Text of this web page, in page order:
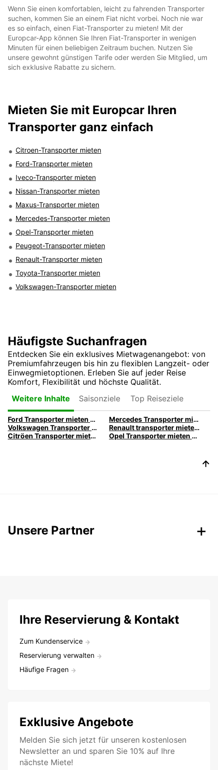
Wenn Sie einen komfortablen, leicht zu fahrenden Transporter
suchen, kommen Sie an einem Fiat nicht vorbei. Noch nie war
es so einfach, einen Fiat-Transporter zu mieten! Mit der
Europcar-App können Sie Ihren Fiat-Transporter in wenigen
Minuten für einen beliebigen Zeitraum buchen. Nutzen Sie
unsere gewohnt günstigen Tarife oder werden Sie Mitglied, um
sich exklusive Rabatte zu sichern.
Mieten Sie mit Europcar Ihren
Transporter ganz einfach
Citroen-Transporter mieten
Ford-Transporter mieten
Iveco-Transporter mieten
Nissan-Transporter mieten
Maxus-Transporter mieten
Mercedes-Transporter mieten
Opel-Transporter mieten
Peugeot-Transporter mieten
Renault-Transporter mieten
Toyota-Transporter mieten
Volkswagen-Transporter mieten
Häufigste Suchanfragen
Entdecken Sie ein exklusives Mietwagenangebot: von
Premiumfahrzeugen bis hin zu flexiblen Langzeit- oder
Einwegmietoptionen. Erleben Sie auf jeder Reise
Komfort, Flexibilität und höchste Qualität.
Weitere Inhalte
Saisonziele Top Reiseziele
Ford Transporter mieten bei Europcar
Mercedes Transporter mieten mit Europcar
Volkswagen Transporter mieten bei Europcar
Renault transporter mieten mit Europcar
Citröen Transporter mieten bei Europcar
Opel Transporter mieten mit Europcar
Unsere Partner
Ihre Reservierung & Kontakt
Zum Kundenservice
Reservierung verwalten
Häufige Fragen
Exklusive Angebote
Melden Sie sich jetzt für unseren kostenlosen
Newsletter an und sparen Sie 10% auf Ihre
nächste Miete!